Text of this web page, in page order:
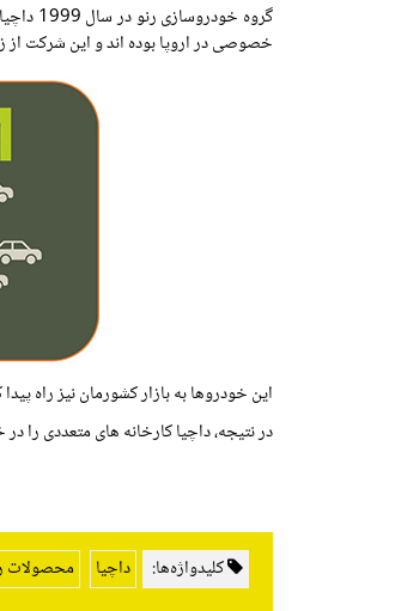
گروه خودروسازی رنو در سال 1999 داچیا را خرید و فصل جدیدی را برای آن آغاز کرد و آن را به بازارهای بین المللی باز کرد.
خصوصی در اروپا بوده اند و این شرکت از زمان معرفی آنها در سال 2008 تاکنون 2.6 میلیون دستگاه از
این خودروها به بازار کشورمان نیز راه
در نتیجه، داچیا کارخانه های متعددی را در خارج از
کلیدواژه‌ها: داچیا محصولات